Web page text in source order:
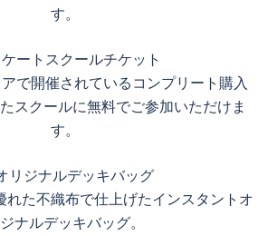
す。
ケートスクールチケット
で開催されているコンプリート購入
スクールに無料でご参加いただけま
す。
リジナルデッキバッグ
れた不織布で仕上げたインスタントオ
ナルデッキバッグ。